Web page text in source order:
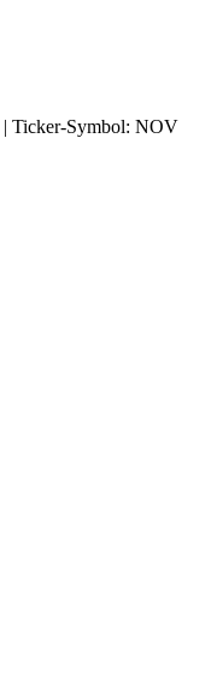
| Ticker-Symbol: NOV